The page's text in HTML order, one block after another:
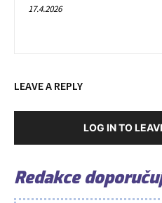
17.4.2026
LEAVE A REPLY
LOG IN TO
Redakce